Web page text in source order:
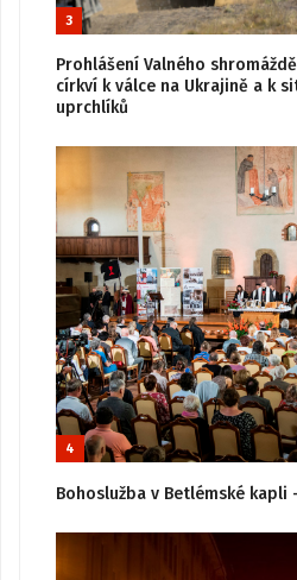
3
Prohlášení Valného
církví k válce na Ukrajině a k
uprchlíků
4
Bohoslužba v Betlémské kapli